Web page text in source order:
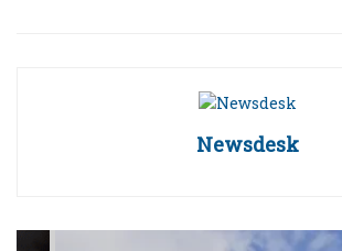
Newsdesk